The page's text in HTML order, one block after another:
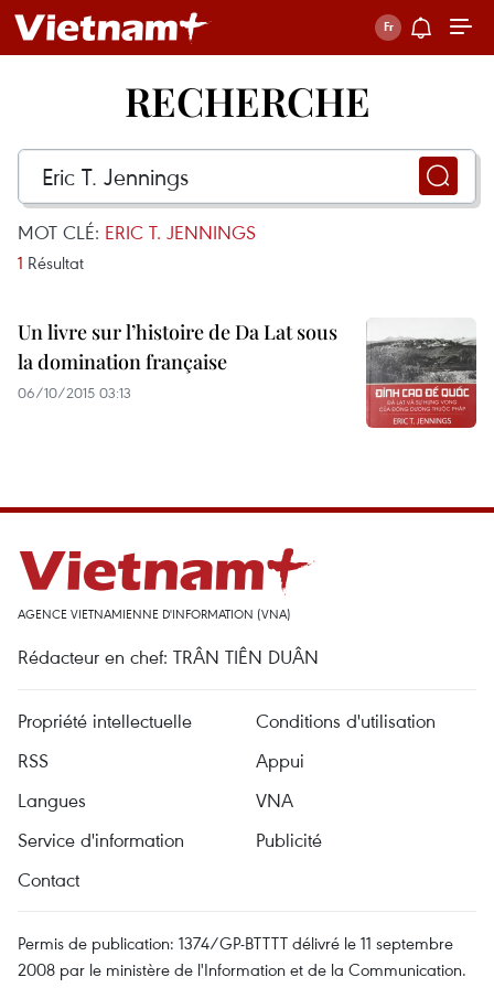
RECHERCHE
MOT CLÉ: ERIC T. JENNINGS
1 Résultat
Un livre sur l’histoire de Da Lat sous
la domination française
06/10/2015 03:13
AGENCE VIETNAMIENNE D'INFORMATION (VNA)
Rédacteur en chef: TRÂN TIÊN DUÂN
Propriété intellectuelle
Conditions d'utilisation
RSS
Appui
Langues
VNA
Service d'information
Publicité
Contact
Permis de publication: 1374/GP-BTTTT délivré le 11 septembre
2008 par le ministère de l'Information et de la Communication.